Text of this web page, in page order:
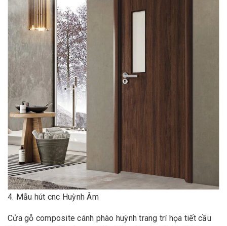
4. Mẫu hút cnc Huỳnh Âm
Cửa gỗ composite cánh phào huỳnh trang trí họa tiết cầu